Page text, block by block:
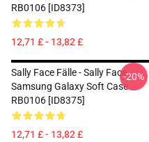
RB0106 [ID8373]
12,71 £ - 13,82 £
Sally Face Fälle - Sally Face
Samsung Galaxy Soft Case
RB0106 [ID8375]
12,71 £ - 13,82 £
-20%